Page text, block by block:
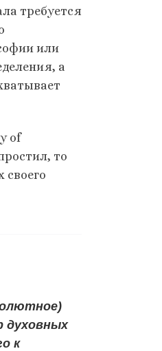
требуется
или
а
of
то
духовных
к